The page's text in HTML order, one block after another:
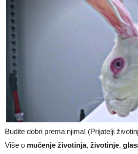
Budite dobri prema njima! (Prijatelji
Više o mučenje životinja, životinje,